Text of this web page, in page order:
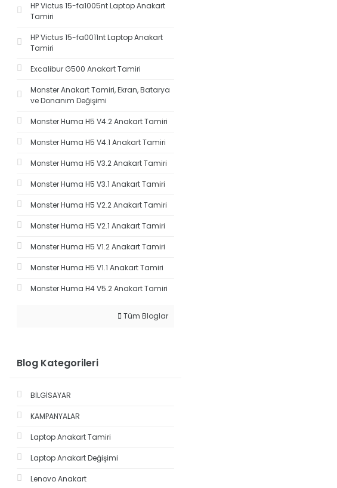
HP Victus 15-fa1005nt Laptop Anakart
Tamiri
HP Victus 15-fa0011nt Laptop Anakart
Tamiri
Excalibur G500 Anakart Tamiri
Monster Anakart Tamiri, Ekran, Batarya
ve Donanım Değişimi
Monster Huma H5 V4.2 Anakart Tamiri
Monster Huma H5 V4.1 Anakart Tamiri
Monster Huma H5 V3.2 Anakart Tamiri
Monster Huma H5 V3.1 Anakart Tamiri
Monster Huma H5 V2.2 Anakart Tamiri
Monster Huma H5 V2.1 Anakart Tamiri
Monster Huma H5 V1.2 Anakart Tamiri
Monster Huma H5 V1.1 Anakart Tamiri
Monster Huma H4 V5.2 Anakart Tamiri
Tüm Bloglar
Blog Kategorileri
BİLGİSAYAR
KAMPANYALAR
Laptop Anakart Tamiri
Laptop Anakart Değişimi
Lenovo Anakart